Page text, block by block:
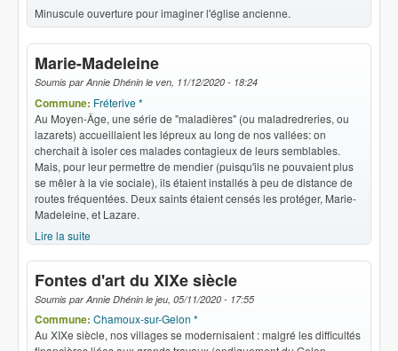
Minuscule ouverture pour imaginer l'église ancienne.
Marie-Madeleine
Soumis parAnnie Dhénin le ven, 11/12/2020 - 18:24
Commune: Fréterive *
Au Moyen-Âge, une série de "maladières" (ou maladredreries, ou
lazarets) accueillaient les lépreux au long de nos vallées: on
cherchait à isoler ces malades contagieux de leurs semblables.
Mais, pour leur permettre de mendier (puisqu'ils ne pouvaient plus
se mêler à la vie sociale), ils étaient installés à peu de distance de
routes fréquentées. Deux saints étaient censés les protéger, Marie-
Madeleine, et Lazare.
Lire la suite
Fontes d'art du XIXe siècle
Soumis parAnnie Dhénin le jeu, 05/11/2020 - 17:55
Commune: Chamoux-sur-Gelon *
Au XIXe siècle, nos villages se modernisaient : malgré les difficultés